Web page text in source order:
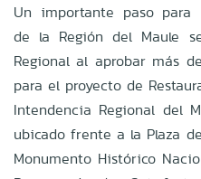
Un importante paso para
de la Región del Maule
Regional al aprobar más
para el proyecto de
Intendencia Regional del
ubicado frente a la Plaza
Monumento Histórico